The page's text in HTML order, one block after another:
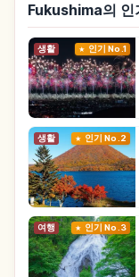
Fukushima의 인
생활 인기 No.1
생활 인기 No.2
여행 인기 No.3